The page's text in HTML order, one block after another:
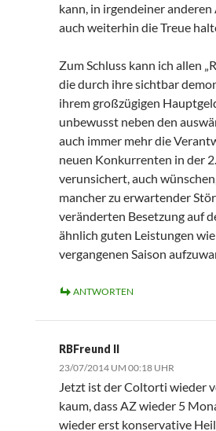
kann, in irgendeiner anderen
auch weiterhin die Treue
Zum Schluss kann ich allen
die durch ihre sichtbar
ihrem großzügigen
unbewusst neben den
auch immer mehr die
neuen Konkurrenten in der
verunsichert, auch
mancher zu erwartender
veränderten Besetzung auf
ähnlich guten Leistungen
vergangenen Saison
ANTWORTEN
RBFreund II
23/07/2014 UM 00:18 UHR
Jetzt ist der Coltorti wieder
kaum, dass AZ wieder 5
wieder erst konservative